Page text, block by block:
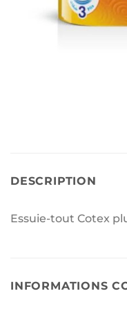
DESCRIPTION
Essuie-tout Cotex
INFORMATIONS